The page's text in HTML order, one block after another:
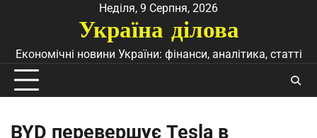
Неділя, 9 Серпня, 2026
Україна ділова
Економічні новини України: фінанси, аналітика, статті
BYD перевершує Tesla в